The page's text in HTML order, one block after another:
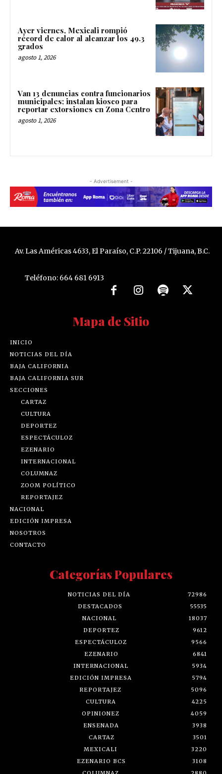
Ayer viernes, Mexicali rompió
récord de calor al alcanzar los 49.3
grados
agosto 1, 2026
Van 13 denuncias contra funcionarios
municipales; instalan kiosco para
reportar extorsiones en Zona Centro
agosto 1, 2026
- Advertisement -
Av. Las Américas 4633, El Paraíso, C.P. 22106 / Tijuana, B.C.
Teléfono: 664 681 6913
Mapa de Sitio
INICIO
NOTICIAS DEL DÍA
BAJA CALIFORNIA
BAJA CALIFORNIA SUR
SECCIONES
CARTAZ
CULTURA
DEPORTEZ
ESPECTÁCULOZ
EZENARIO
INTERNACIONAL
COLUMNAZ
ZOOM POLÍTICO
REPORTAJEZ
NACIONAL
EDICIÓN IMPRESA
NOSOTROS
CONTACTO
Categorías Populares
NOTICIAS DEL DÍA
72986
DESTACADOS
55535
NACIONAL
18037
DEPORTEZ
9612
ESPECTÁCULOZ
9566
EZENARIO
6841
INTERNACIONAL
5934
EDICIÓN IMPRESA
5794
REPORTAJEZ
5096
CULTURA
4225
OPINIONEZ
4059
ENSENADA
3938
CARTAZ
3501
MEXICALI
3220
EZENARIO BCS
3108